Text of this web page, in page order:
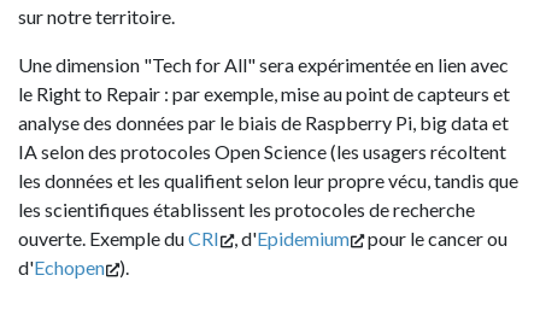
sur notre territoire.
Une dimension "Tech for All" sera expérimentée en lien avec
le Right to Repair : par exemple, mise au point de capteurs et
analyse des données par le biais de Raspberry Pi, big data et
IA selon des protocoles Open Science (les usagers récoltent
les données et les qualifient selon leur propre vécu, tandis que
les scientifiques établissent les protocoles de recherche
ouverte. Exemple duCRI , d'Epidemium
pour le cancer ou
d'Echopen ).